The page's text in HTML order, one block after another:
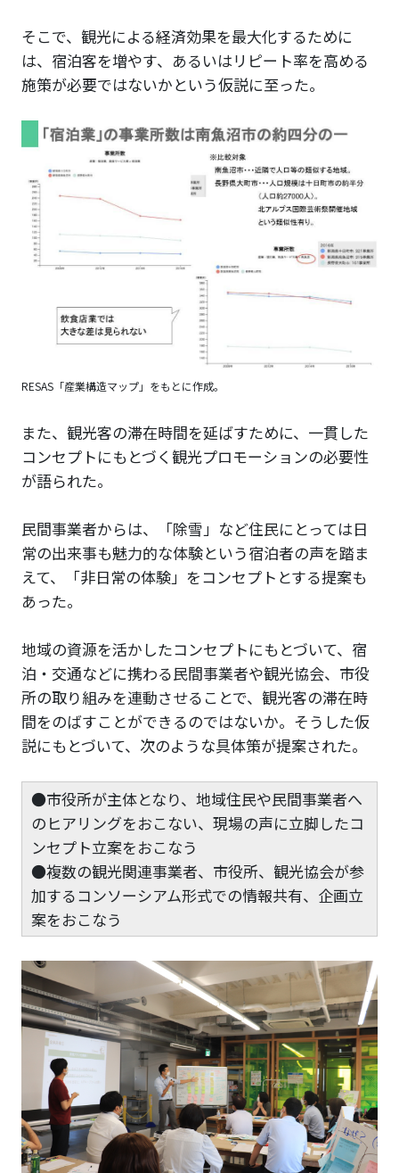
そこで、観光による経済効果を最大化するために
は、宿泊客を増やす、あるいはリピート率を高める
施策が必要ではないかという仮説に至った。
RESAS「産業構造マップ」をもとに作成。
また、観光客の滞在時間を延ばすために、一貫した
コンセプトにもとづく観光プロモーションの必要性
が語られた。
民間事業者からは、「除雪」など住民にとっては日
常の出来事も魅力的な体験という宿泊者の声を踏ま
えて、「非日常の体験」をコンセプトとする提案も
あった。
地域の資源を活かしたコンセプトにもとづいて、宿
泊・交通などに携わる民間事業者や観光協会、市役
所の取り組みを連動させることで、観光客の滞在時
間をのばすことができるのではないか。そうした仮
説にもとづいて、次のような具体策が提案された。
●市役所が主体となり、地域住民や民間事業者へ
のヒアリングをおこない、現場の声に立脚したコ
ンセプト立案をおこなう
●複数の観光関連事業者、市役所、観光協会が参
加するコンソーシアム形式での情報共有、企画立
案をおこなう